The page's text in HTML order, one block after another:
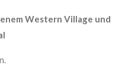
Western Village und